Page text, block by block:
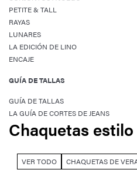
PETITE & TALL
RAYAS
LUNARES
LA EDICIÓN DE LINO
ENCAJE
GUÍA DE TALLAS
GUÍA DE TALLAS
LA GUÍA DE CORTES DE JEANS
Chaquetas
VER TODO CHAQUETAS DE